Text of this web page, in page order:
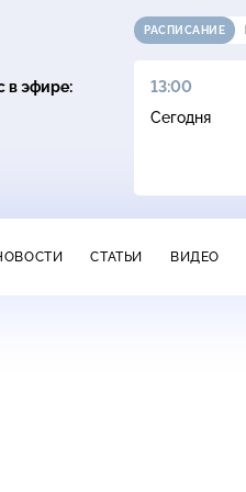
в эфире:
РАСПИСАНИЕ
13:00
Сегодня
СТАТЬИ ВИДЕО